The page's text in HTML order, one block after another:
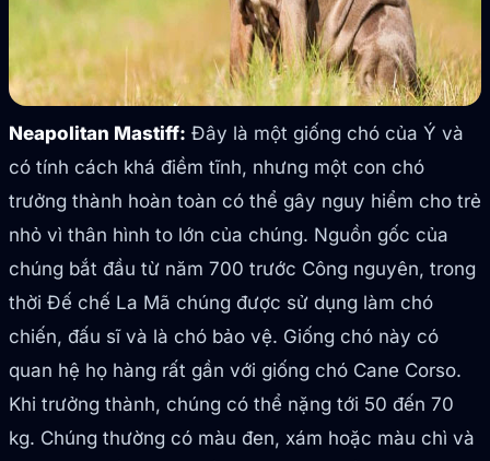
Neapolitan Mastiff: Đây là một giống chó của Ý và
có tính cách khá điềm tĩnh, nhưng một con chó
trưởng thành hoàn toàn có thể gây nguy hiểm cho trẻ
nhỏ vì thân hình to lớn của chúng. Nguồn gốc của
chúng bắt đầu từ năm 700 trước Công nguyên, trong
thời Đế chế La Mã chúng được sử dụng làm chó
chiến, đấu sĩ và là chó bảo vệ. Giống chó này có
quan hệ họ hàng rất gần với giống chó Cane Corso.
Khi trưởng thành, chúng có thể nặng tới 50 đến 70
kg. Chúng thường có màu đen, xám hoặc màu chì và